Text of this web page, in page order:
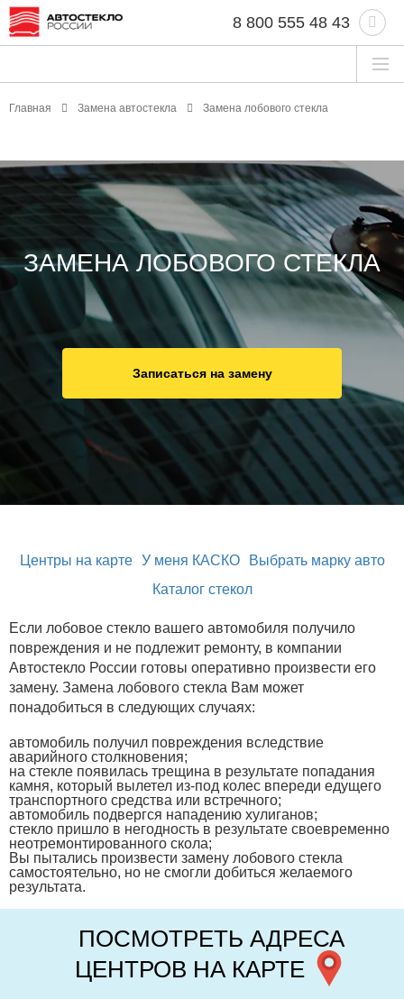
8 800 555 48 43
Главная Замена автостекла Замена лобового стекла
ЗАМЕНА ЛОБОВОГО СТЕКЛА
Записаться на замену
Центры на карте У меня КАСКО
Выбрать марку авто
Каталог стекол
Если лобовое стекло вашего автомобиля получило
повреждения и не подлежит ремонту, в компании
Автостекло России готовы оперативно произвести его
замену. Замена лобового стекла Вам может
понадобиться в следующих случаях:
автомобиль получил повреждения вследствие
аварийного столкновения;
на стекле появилась трещина в результате попадания
камня, который вылетел из-под колес впереди едущего
транспортного средства или встречного;
автомобиль подвергся нападению хулиганов;
стекло пришло в негодность в результате своевременно
неотремонтированного скола;
Вы пытались произвести замену лобового стекла
самостоятельно, но не смогли добиться желаемого
результата.
ПОСМОТРЕТЬ АДРЕСА
ЦЕНТРОВ НА КАРТЕ